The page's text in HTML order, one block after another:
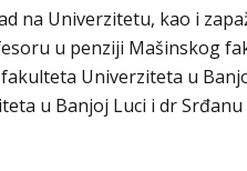
na Univerzitetu, kao i
u penziji Mašinskog
Univerziteta u
u Banjoj Luci i dr Srđanu